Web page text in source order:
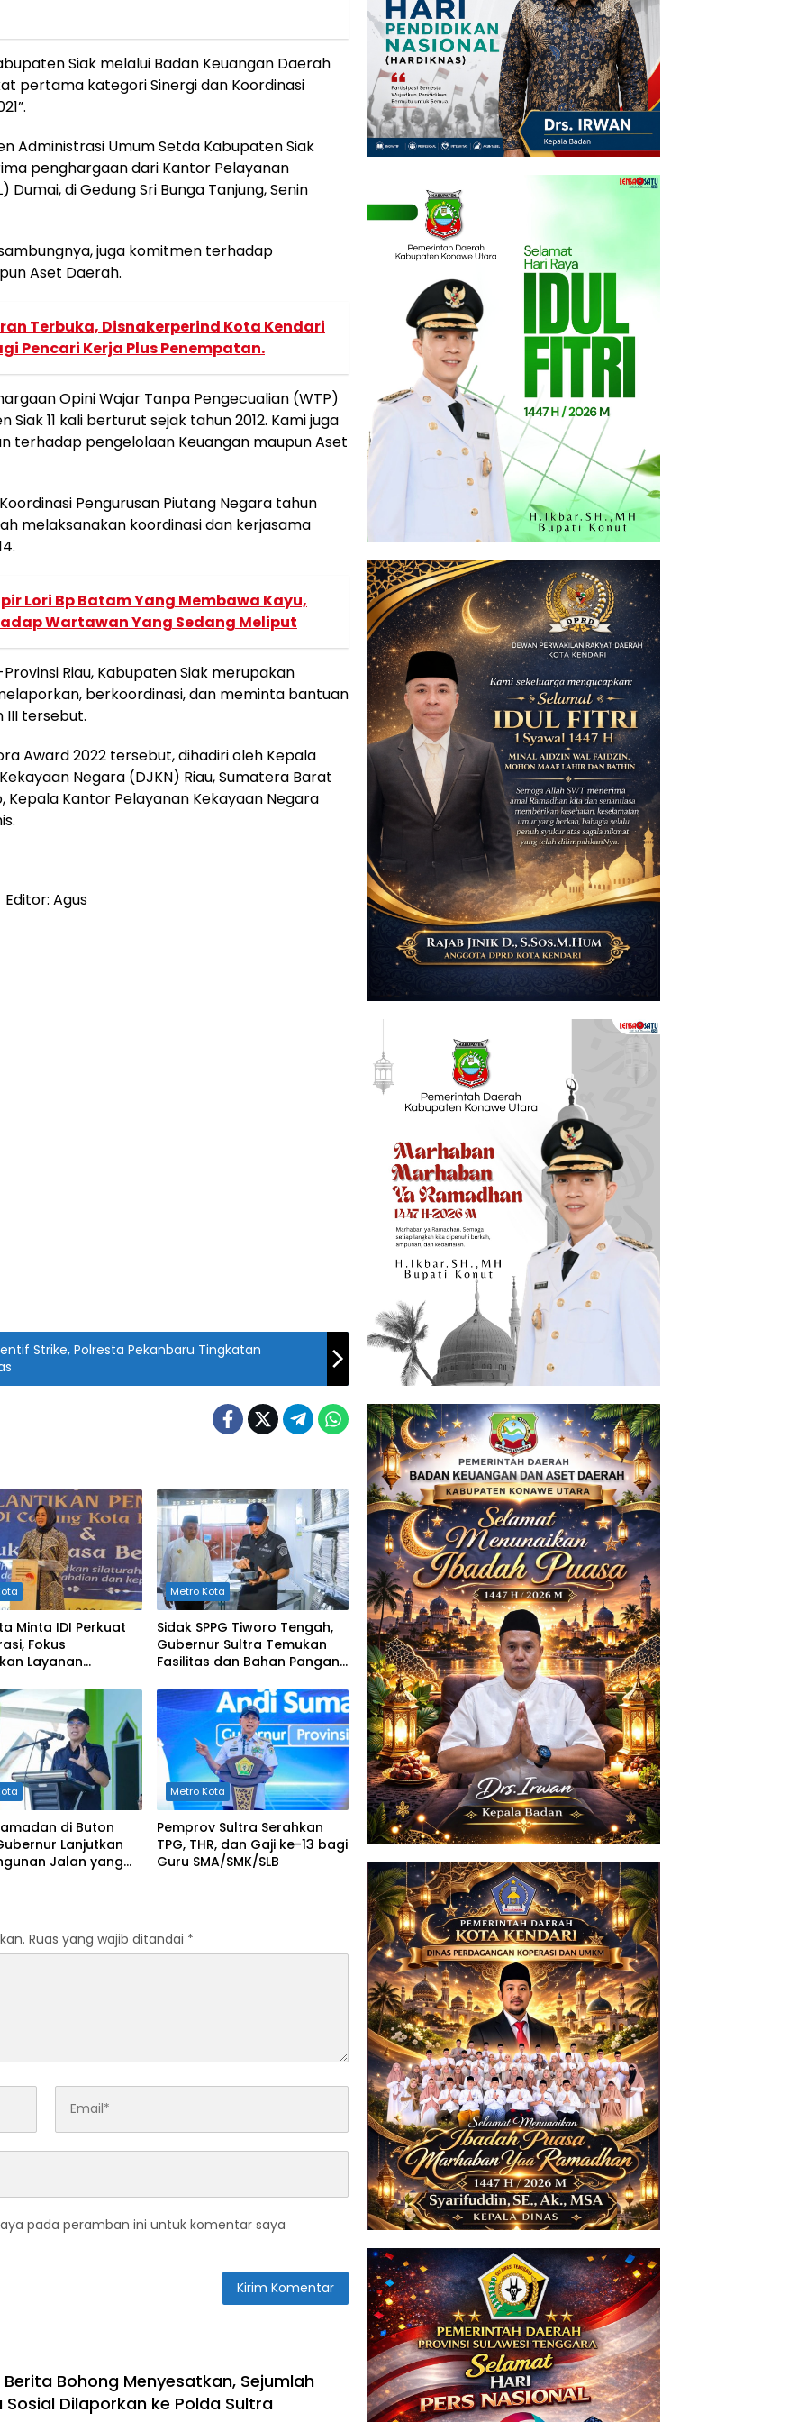
Siak melalui Badan Keuangan Daerah
pertama kategori Sinergi dan Koordinasi
Administrasi Umum Setda Kabupaten Siak
penghargaan dari Kantor Pelayanan
Dumai, di Gedung Sri Bunga Tanjung, Senin
juga komitmen terhadap
Aset Daerah.
Terbuka, Disnakerperind Kota Kendari
Pencari Kerja Plus Penempatan.
Opini Wajar Tanpa Pengecualian (WTP)
11 kali berturut sejak tahun 2012. Kami juga
terhadap pengelolaan Keuangan maupun Aset
Pengurusan Piutang Negara tahun
melaksanakan koordinasi dan kerjasama
Lori Bp Batam Yang Membawa Kayu,
Wartawan Yang Sedang Meliput
Riau, Kabupaten Siak merupakan
berkoordinasi, dan meminta bantuan
III tersebut.
Award 2022 tersebut, dihadiri oleh Kepala
Negara (DJKN) Riau, Sumatera Barat
Kepala Kantor Pelayanan Kekayaan Negara
Editor: Agus
Strike, Polresta Pekanbaru Tingkatan
Minta IDI Perkuat
Fokus
Layanan
Metro Kota
Sidak SPPG Tiworo Tengah,
Gubernur Sultra Temukan
Fasilitas dan Bahan Pangan
di Buton
Lanjutkan
Jalan yang
Metro Kota
Pemprov Sultra Serahkan
TPG, THR, dan Gaji ke-13 bagi
Guru SMA/SMK/SLB
Ruas yang wajib ditandai *
pada peramban ini untuk komentar saya
Bohong Menyesatkan, Sejumlah
Sosial Dilaporkan ke Polda Sultra